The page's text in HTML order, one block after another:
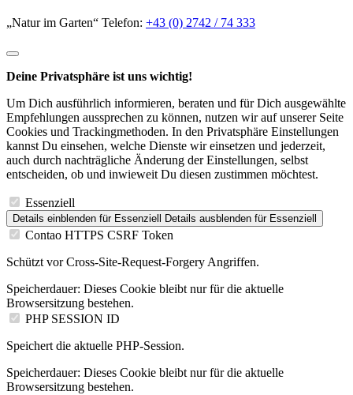
„Natur im Garten“ Telefon: +43 (0) 2742 / 74 333
Deine Privatsphäre ist uns wichtig!
Um Dich ausführlich informieren, beraten und für Dich ausgewählte
Empfehlungen aussprechen zu können, nutzen wir auf unserer Seite
Cookies und Trackingmethoden. In den Privatsphäre Einstellungen
kannst Du einsehen, welche Dienste wir einsetzen und jederzeit,
auch durch nachträgliche Änderung der Einstellungen, selbst
entscheiden, ob und inwieweit Du diesen zustimmen möchtest.
Essenziell
Details einblenden für Essenziell Details ausblenden für Essenziell
Contao HTTPS CSRF Token
Schützt vor Cross-Site-Request-Forgery Angriffen.
Speicherdauer: Dieses Cookie bleibt nur für die aktuelle
Browsersitzung bestehen.
PHP SESSION ID
Speichert die aktuelle PHP-Session.
Speicherdauer: Dieses Cookie bleibt nur für die aktuelle
Browsersitzung bestehen.